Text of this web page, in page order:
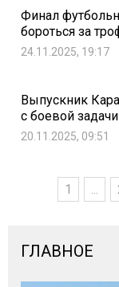
Финал
бороться за
24.11.2025, 19:17
Выпускник
с боевой
20.11.2025, 09:51
1 ...
ГЛАВНОЕ